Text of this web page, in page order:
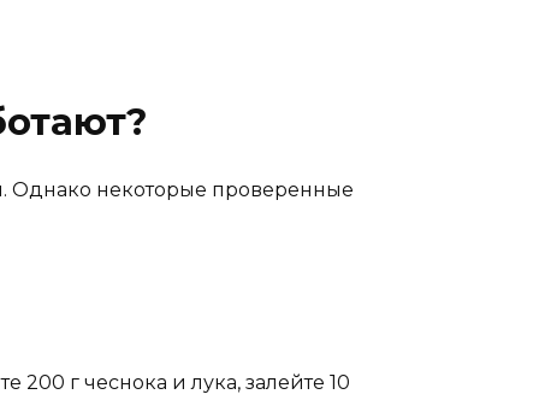
Однако некоторые проверенные
г чеснока и лука, залейте 10